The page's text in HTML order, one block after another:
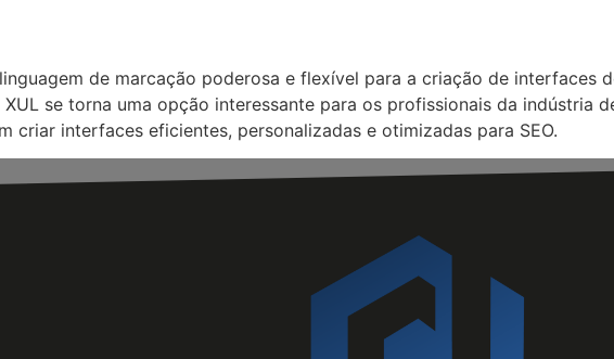
de marcação poderosa e flexível para a criação de interfaces
se torna uma opção interessante para os profissionais da indústria
criar interfaces eficientes, personalizadas e otimizadas para SEO.